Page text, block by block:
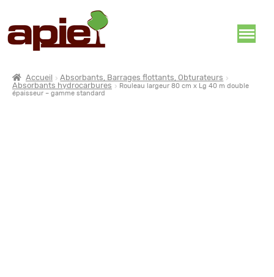
Accueil
Absorbants, Barrages flottants, Obturateurs
Absorbants hydrocarbures
Rouleau largeur 80 cm x Lg 40 m double
épaisseur – gamme standard